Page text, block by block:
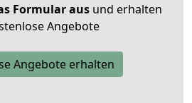
Formular ausund erhalten
Angebote
Angebote erhalten